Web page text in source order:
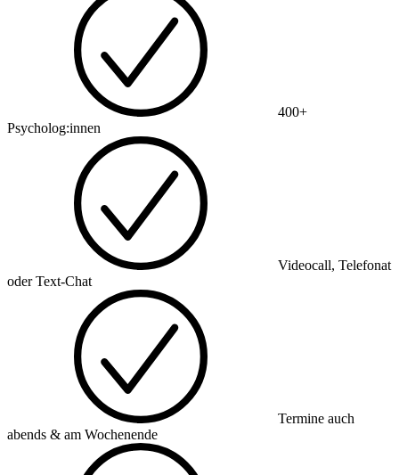
400+
Psycholog:innen
Videocall, Telefonat
oder Text-Chat
Termine auch
abends & am Wochenende